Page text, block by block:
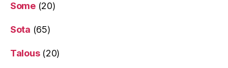
Some(20)
Sota (65)
Talous(20)